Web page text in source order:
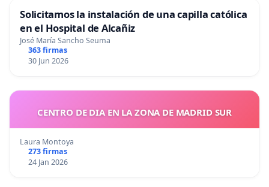
Solicitamos la instalación de una capilla católica
en el Hospital de Alcañiz
José María Sancho Seuma
363 firmas
30 Jun 2026
CENTRO DE DIA EN LA ZONA DE MADRID SUR
Laura Montoya
273 firmas
24 Jan 2026